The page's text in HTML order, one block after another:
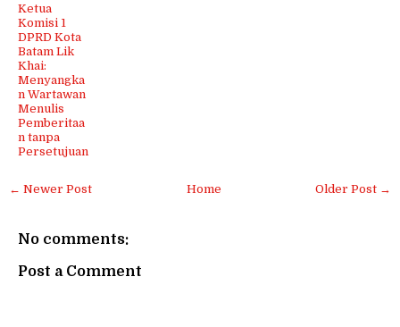
Ketua
Komisi 1
DPRD Kota
Batam Lik
Khai:
Menyangka
n Wartawan
Menulis
Pemberitaa
n tanpa
Persetujuan
← Newer Post Older Post →
Home
No comments:
Post a Comment